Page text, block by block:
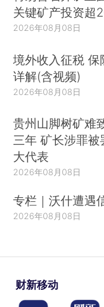
关键矿产投资超
2026年08月08日
境外收入征税 保
详解(含视频)
2026年08月08日
贵州山脚树矿难
三年 矿长涉罪被
大代表
2026年08月08日
专栏｜沃什遭遇
2026年08月08日
财新移动